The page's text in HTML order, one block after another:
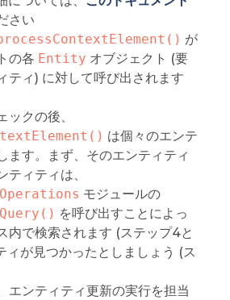
さい
が
の各 Entity オブジェクト (要
ティ) に対して呼び出されます
ックの後、
は個々のエンテ
ます。まず、そのエンティティ
ティティは、
モジュールの
を呼び出すことによっ
内で検索されます (ステップ4と
ィが見つかったとしましょう (ス
エンティティ更新の実行を担当